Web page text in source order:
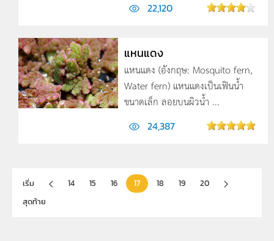
22,120
แหนแดง
แหนแดง (อังกฤษ: Mosquito fern,
Water fern) แหนแดงเป็นเฟินน้ำ
ขนาดเล็ก ลอยบนผิวน้ำ ...
24,387
เริ่ม 14 15 16 17 18 19
20
สุดท้าย